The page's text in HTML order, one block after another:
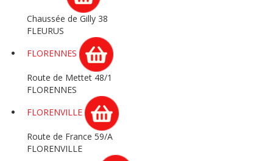
Chaussée de Gilly 38
FLEURUS
FLORENNES
Route de Mettet 48/1
FLORENNES
FLORENVILLE
Route de France 59/A
FLORENVILLE